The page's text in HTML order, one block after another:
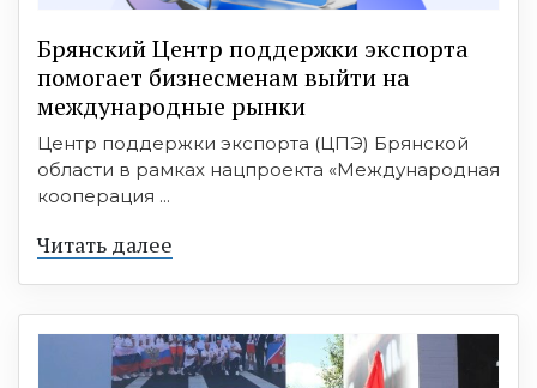
Брянский Центр поддержки экспорта
помогает бизнесменам выйти на
международные рынки
Центр поддержки экспорта (ЦПЭ) Брянской
области в рамках нацпроекта «Международная
кооперация ...
Читать далее